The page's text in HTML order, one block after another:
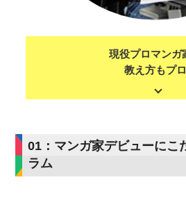
現役プロマンガ
教え方もプロ
01：マンガ家デビューにこ
ラム